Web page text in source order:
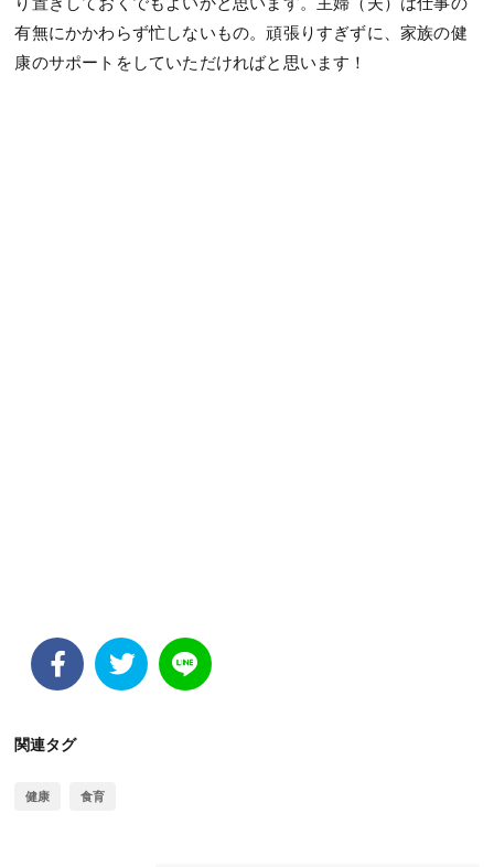
有無にかかわらず忙しないもの。頑張りすぎずに、家族の健
康のサポートをしていただければと思います！
関連タグ
健康 食育